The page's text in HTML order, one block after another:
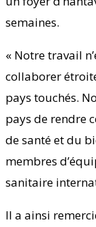
semaines.
« Notre travail
collaborer
pays touchés.
pays de rendre
de santé et du
membres
sanitaire
Il a ainsi